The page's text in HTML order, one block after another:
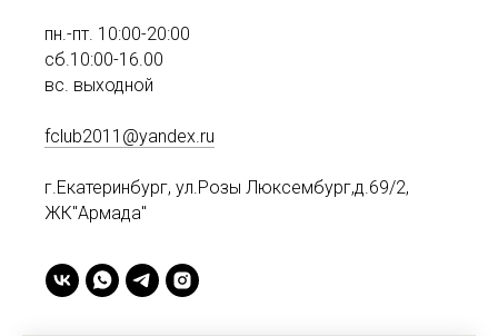
пн.-пт. 10:00-20:00
сб.10:00-16.00
вс. выходной
fclub2011@yandex.ru
г.Екатеринбург, ул.Розы Люксембург,д.69/2,
ЖК"Армада"